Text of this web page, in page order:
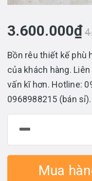
3.600.000₫
Bồn rêu thiết kế phù
của khách hàng.
vấn kĩ hơn. Hotline:
0968988215 (bán sỉ).
Mua